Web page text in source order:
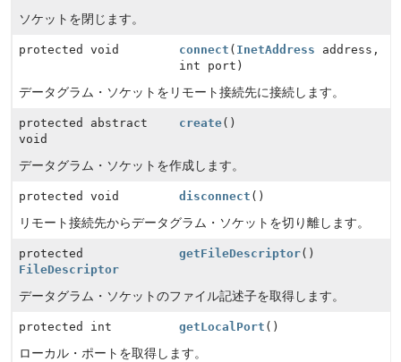
ソケットを閉じます。
protected void connect ( InetAddress address,
int port)
データグラム・ソケットをリモート接続先に接続します。
protected abstract
void
create()
データグラム・ソケットを作成します。
protected void disconnect ()
リモート接続先からデータグラム・ソケットを切り離します。
protected
FileDescriptor
getFileDescriptor()
データグラム・ソケットのファイル記述子を取得します。
protected int getLocalPort ()
ローカル・ポートを取得します。